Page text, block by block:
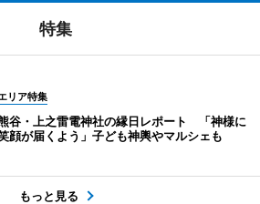
特集
リア特集
谷・上之雷電神社の縁日レポート 「神様に
顔が届くよう」子ども神輿やマルシェも
もっと見る